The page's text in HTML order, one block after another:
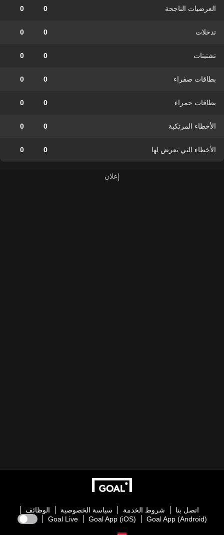
العرضيات الناجحة 0
0
تدخلات 0
0
تشتيتات 0
0
بطاقات صفراء 0
0
بطاقات حمراء 0
0
الأخطاء المرتكبة 0
0
الأخطاء التي تعرض لها 0
0
اتصل بنا شروط الخدمة سياسة الخصوصية
الوظائف
Goal App (Android)
Goal App (iOS)
Goal Live